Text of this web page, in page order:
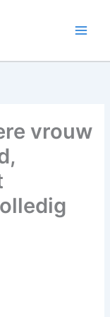
vrouw